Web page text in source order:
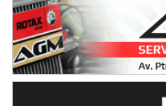
COBERTURA ESPECIAL DE
08/09-AGO
IAME SERIES ARGENTINA 6
Ramiro Tot (Asfalto)
Baradero (Buenos Aires)